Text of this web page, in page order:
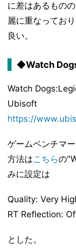
に差はあるもの
麗に重なってお
良い。
◆Watch
Watch
Ubisoft
https://
ゲームベンチマ
方法はこちらの
みに設定は
Quality: Very
RT Reflection:
とした。